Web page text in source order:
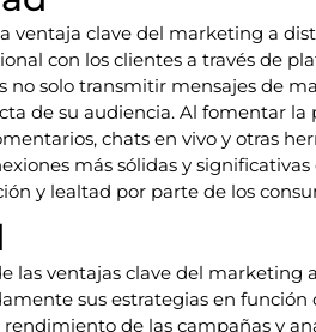
ventaja clave del marketing a
con los clientes a través de
no solo transmitir mensajes de
de su audiencia. Al fomentar la
chats en vivo y otras
más sólidas y
y lealtad por parte de los
las ventajas clave del marketing
sus estrategias en función
de las campañas y